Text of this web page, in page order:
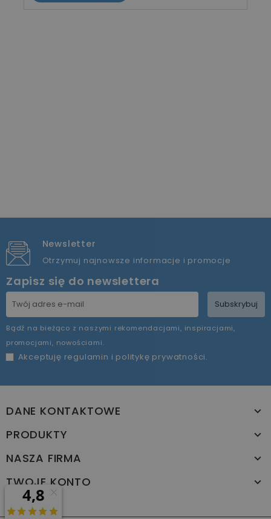
Newsletter
Otrzymuj najnowsze informacje i promocje
Zapisz się do newslettera
Subskrybuj
Bądź na bieżąco z naszymi rekomendacjami, inspiracjami,
promocjami, nowościami.
Akceptuję regulamin i politykę prywatności.
DANE KONTAKTOWE
PRODUKTY
NASZA FIRMA
TWOJE KONTO